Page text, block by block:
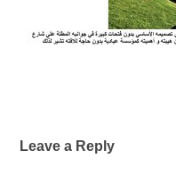
Leave a Reply